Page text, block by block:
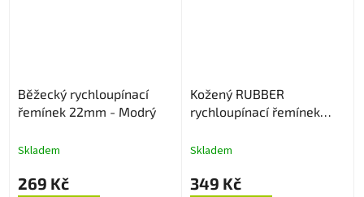
Běžecký rychloupínací
řemínek 22mm - Modrý
Skladem
269 Kč
Kožený RUBBER
rychloupínací řemínek
Skladem
349 Kč